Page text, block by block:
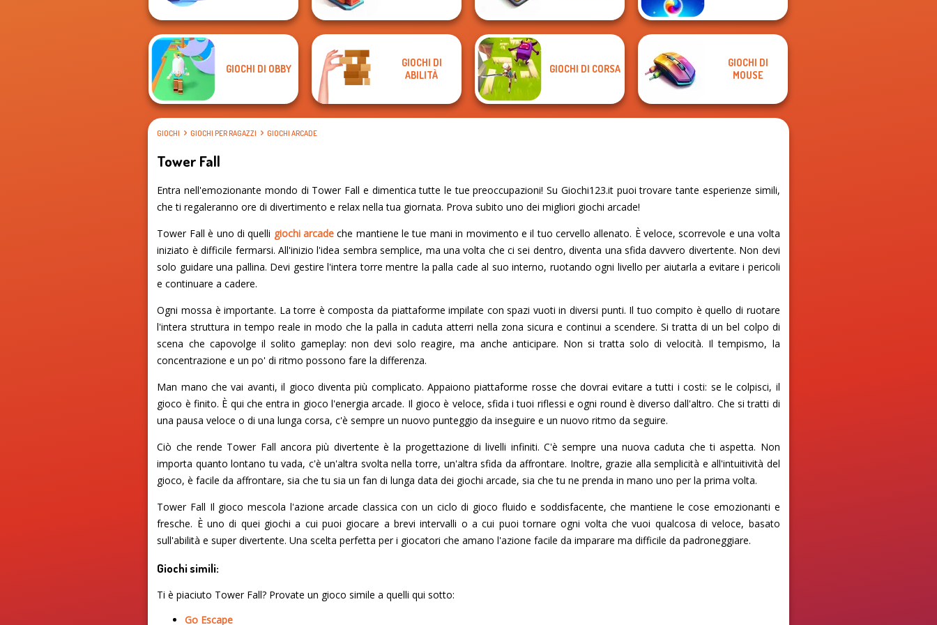
GIOCHI DI OBBY
GIOCHI DI
ABILITÀ
GIOCHI DI CORSA
GIOCHI DI
MOUSE
GIOCHI GIOCHI PER RAGAZZI GIOCHI ARCADE
Tower Fall
Entra nell'emozionante mondo di Tower Fall e dimentica tutte le tue preoccupazioni! Su Giochi123.it puoi trovare tante esperienze simili,
che ti regaleranno ore di divertimento e relax nella tua giornata. Prova subito uno dei migliori giochi arcade!
Tower Fall è uno di quelli giochi arcade che mantiene le tue mani in movimento e il tuo cervello allenato. È veloce, scorrevole e una volta
iniziato è difficile fermarsi. All'inizio l'idea sembra semplice, ma una volta che ci sei dentro, diventa una sfida davvero divertente. Non devi
solo guidare una pallina. Devi gestire l'intera torre mentre la palla cade al suo interno, ruotando ogni livello per aiutarla a evitare i pericoli
e continuare a cadere.
Ogni mossa è importante. La torre è composta da piattaforme impilate con spazi vuoti in diversi punti. Il tuo compito è quello di ruotare
l'intera struttura in tempo reale in modo che la palla in caduta atterri nella zona sicura e continui a scendere. Si tratta di un bel colpo di
scena che capovolge il solito gameplay: non devi solo reagire, ma anche anticipare. Non si tratta solo di velocità. Il tempismo, la
concentrazione e un po' di ritmo possono fare la differenza.
Man mano che vai avanti, il gioco diventa più complicato. Appaiono piattaforme rosse che dovrai evitare a tutti i costi: se le colpisci, il
gioco è finito. È qui che entra in gioco l'energia arcade. Il gioco è veloce, sfida i tuoi riflessi e ogni round è diverso dall'altro. Che si tratti di
una pausa veloce o di una lunga corsa, c'è sempre un nuovo punteggio da inseguire e un nuovo ritmo da seguire.
Ciò che rende Tower Fall ancora più divertente è la progettazione di livelli infiniti. C'è sempre una nuova caduta che ti aspetta. Non
importa quanto lontano tu vada, c'è un'altra svolta nella torre, un'altra sfida da affrontare. Inoltre, grazie alla semplicità e all'intuitività del
gioco, è facile da affrontare, sia che tu sia un fan di lunga data dei giochi arcade, sia che tu ne prenda in mano uno per la prima volta.
Tower Fall Il gioco mescola l'azione arcade classica con un ciclo di gioco fluido e soddisfacente, che mantiene le cose emozionanti e
fresche. È uno di quei giochi a cui puoi giocare a brevi intervalli o a cui puoi tornare ogni volta che vuoi qualcosa di veloce, basato
sull'abilità e super divertente. Una scelta perfetta per i giocatori che amano l'azione facile da imparare ma difficile da padroneggiare.
Giochi simili:
Ti è piaciuto Tower Fall? Provate un gioco simile a quelli qui sotto:
Go Escape